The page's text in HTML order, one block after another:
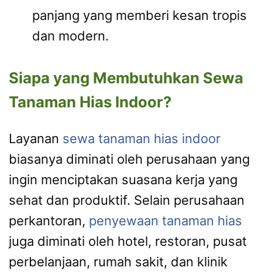
panjang yang memberi kesan tropis
dan modern.
Siapa yang Membutuhkan Sewa
Tanaman Hias Indoor?
Layanan sewa tanaman hias indoor
biasanya diminati oleh perusahaan yang
ingin menciptakan suasana kerja yang
sehat dan produktif. Selain perusahaan
perkantoran, penyewaan tanaman hias
juga diminati oleh hotel, restoran, pusat
perbelanjaan, rumah sakit, dan klinik